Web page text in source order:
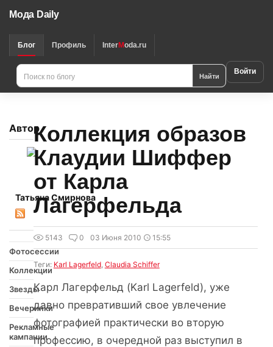
Мода Daily
Блог Профиль InterModa.ru
Найти Войти
Автор
Татьяна Смирнова
Фотосессии
Коллекции
Звезды
Вечеринки
Рекламные
кампании
Коллекция образов
Клаудии Шиффер
от Карла
Лагерфельда
5143 0 03 Июня 2010 15:55
Теги: Karl Lagerfeld, Claudia Schiffer
Карл Лагерфельд (Karl Lagerfeld), уже
давно превративший свое увлечение
фотографией практически во вторую
профессию, в очередной раз выступил в